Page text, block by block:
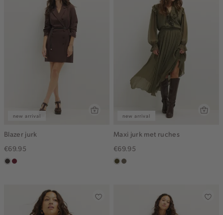
new arrival
Blazer jurk
€69.95
chocobordeaux
new arrival
Maxi jurk met ruches
€69.95
groen,
middenbruin